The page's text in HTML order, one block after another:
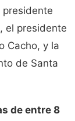
presidente
el presidente
Cacho, y la
de Santa
de entre 8